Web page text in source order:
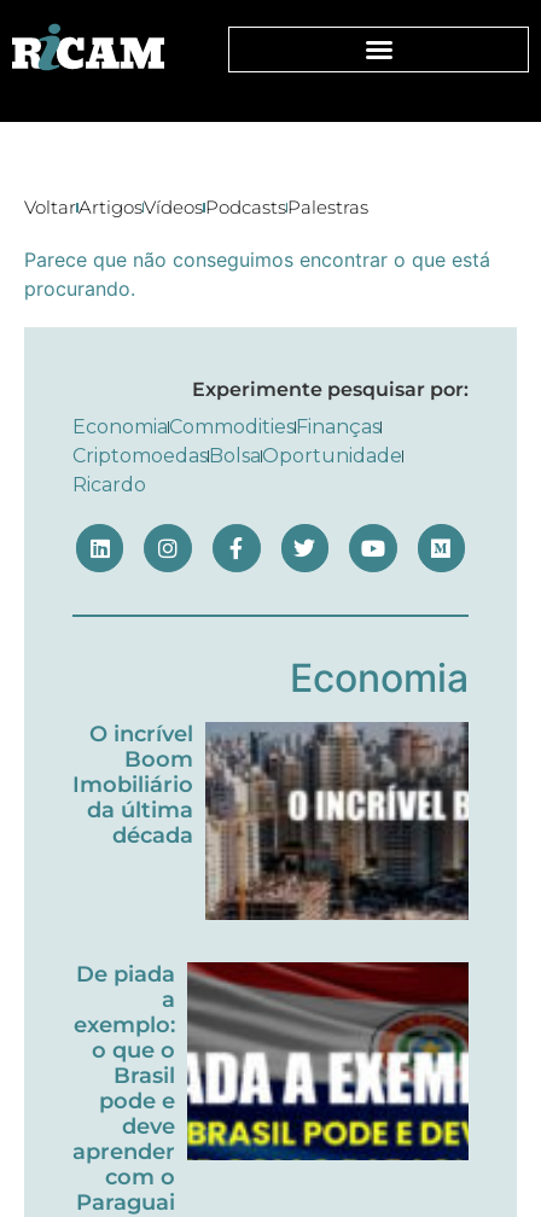
VoltarArtigosVídeosPodcastsPalestras
Parece que não conseguimos encontrar o que está
procurando.
Experimente pesquisar por:
EconomiaCommodities Finanças
Criptomoedas BolsaOportunidade
Ricardo
Economia
O incrível
Boom
Imobiliário
da última
década
De piada
a
exemplo:
o que o
Brasil
pode e
deve
aprender
com o
Paraguai